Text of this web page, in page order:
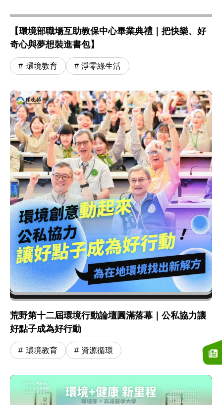
【環境部職場互助教保中心畢業典禮｜把快樂、好
奇心與夢想裝進書包】
環境教育 淨零綠生活
荒野第十二屆環境行動論壇圓滿落幕｜公私協力讓
好點子成為好行動
環境教育 資源循環